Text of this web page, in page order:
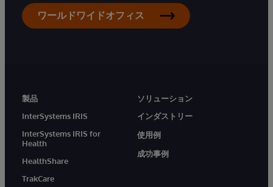
ワールドワイドオフィス
製品
InterSystems IRIS
InterSystems IRIS for
Health
HealthShare
TrakCare
ソリューション
インダストリー
使用例
成功事例